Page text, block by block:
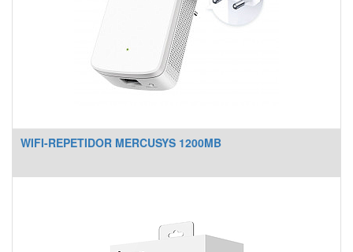
WIFI-REPETIDOR MERCUSYS 1200MB